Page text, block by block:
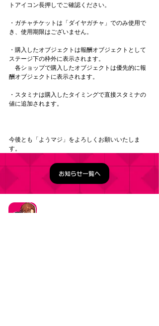
トアイコン長押しでご確認ください。
・ガチャチケットは「ダイヤガチャ」でのみ使用で
き、使用期限はございません。
・購入したオブジェクトは報酬オブジェクトとして
ステージ下の枠外に表示されます。
各ショップで購入したオブジェクトは優先的に報
酬オブジェクトに表示されます。
・スタミナは購入したタイミングで直接スタミナの
値に追加されます。
今後とも「ようマジ」をよろしくお願いいたしま
す。
お知らせ一覧へ